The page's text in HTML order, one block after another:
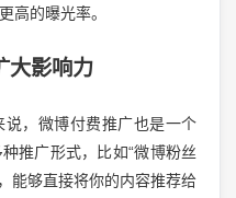
高的曝光率。
大影响力
，微博付费推广也是一个
推广形式，比如“微博粉丝
能够直接将你的内容推荐给